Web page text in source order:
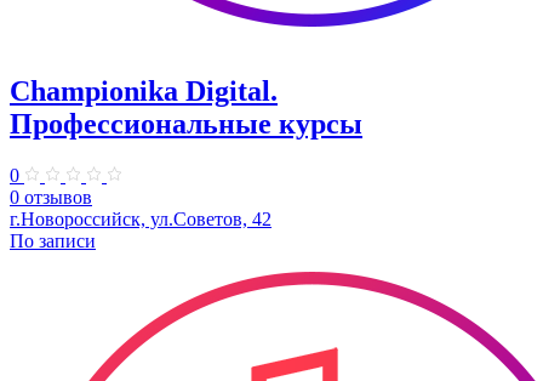
Championika Digital.
Профессиональные курсы
0
0 отзывов
г.Новороссийск, ул.Советов, 42
По записи